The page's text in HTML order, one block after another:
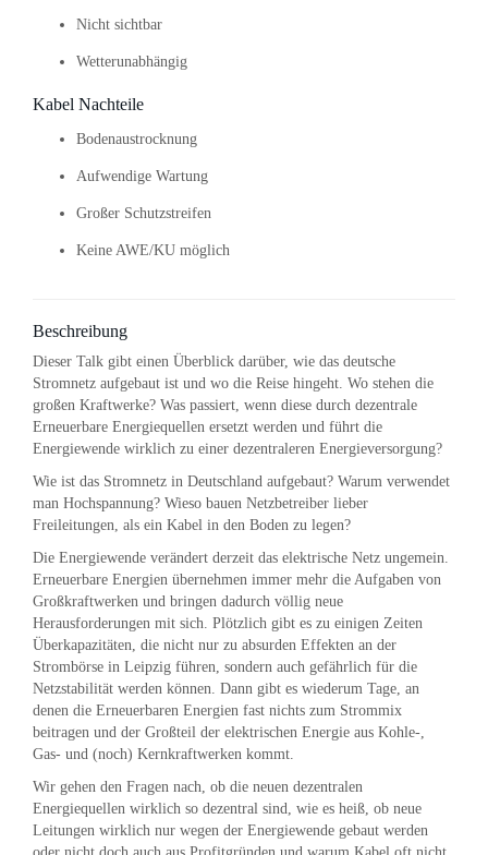
Nicht sichtbar
Wetterunabhängig
Kabel Nachteile
Bodenaustrocknung
Aufwendige Wartung
Großer Schutzstreifen
Keine AWE/KU möglich
Beschreibung
Dieser Talk gibt einen Überblick darüber, wie das deutsche
Stromnetz aufgebaut ist und wo die Reise hingeht. Wo stehen die
großen Kraftwerke? Was passiert, wenn diese durch dezentrale
Erneuerbare Energiequellen ersetzt werden und führt die
Energiewende wirklich zu einer dezentraleren Energieversorgung?
Wie ist das Stromnetz in Deutschland aufgebaut? Warum verwendet
man Hochspannung? Wieso bauen Netzbetreiber lieber
Freileitungen, als ein Kabel in den Boden zu legen?
Die Energiewende verändert derzeit das elektrische Netz ungemein.
Erneuerbare Energien übernehmen immer mehr die Aufgaben von
Großkraftwerken und bringen dadurch völlig neue
Herausforderungen mit sich. Plötzlich gibt es zu einigen Zeiten
Überkapazitäten, die nicht nur zu absurden Effekten an der
Strombörse in Leipzig führen, sondern auch gefährlich für die
Netzstabilität werden können. Dann gibt es wiederum Tage, an
denen die Erneuerbaren Energien fast nichts zum Strommix
beitragen und der Großteil der elektrischen Energie aus Kohle-,
Gas- und (noch) Kernkraftwerken kommt.
Wir gehen den Fragen nach, ob die neuen dezentralen
Energiequellen wirklich so dezentral sind, wie es heiß, ob neue
Leitungen wirklich nur wegen der Energiewende gebaut werden